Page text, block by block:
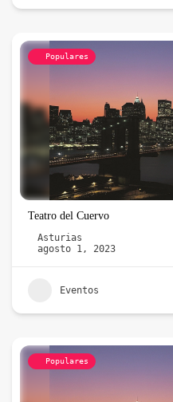
Populares
Teatro del Cuervo
Asturias
agosto 1, 2023
Eventos
Populares